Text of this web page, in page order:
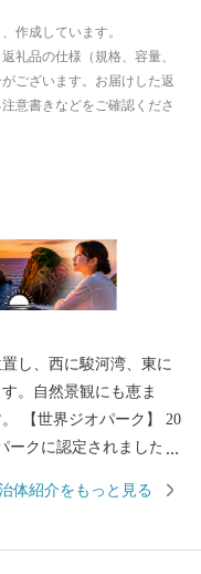
作成しています。
礼品の仕様（規格、容量、
ございます。お届けした返
意書きなどをご確認くださ
し、西に駿河湾、東に
。自然景観にも恵ま
20
クに認定されました。
年月をかけてプレート
体紹介をもっと見る